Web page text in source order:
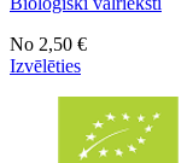
No 2,50 €
Izvēlēties